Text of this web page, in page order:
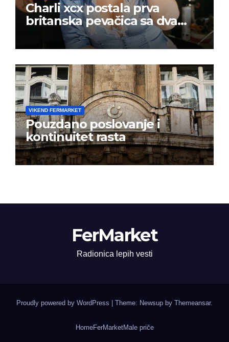
Charli xcx postala prva
britanska pevačica sa dva
albuma na prvom mestu u
istoj kalendarskoj godini
VIKEND FERMARKET
Pouzdano poslovanje i
kontinuitet rasta
FerMarket
Radionica lepih vesti
Proudly powered by WordPress | Theme: Newsup by Themeansar.
HomeFerMarketMale priče